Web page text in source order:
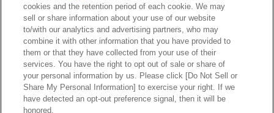
cookies and the retention period of each cookie. We may
sell or share information about your use of our website
to/with our analytics and advertising partners, who may
combine it with other information that you have provided to
them or that they have collected from your use of their
services. You have the right to opt out of sale or share of
your personal information by us. Please click [Do Not Sell or
Share My Personal Information] to exercise your right. If we
have detected an opt-out preference signal, then it will be
honored.